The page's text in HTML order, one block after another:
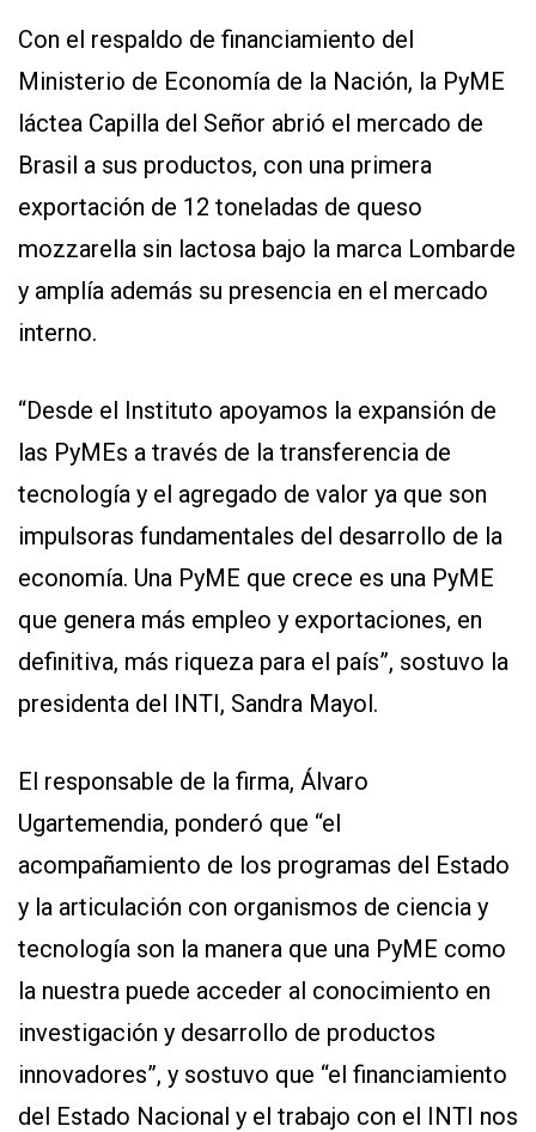
DE
MAPA
SITIO
Con el respaldo de financiamiento del
Ministerio de Economía de la Nación, la PyME
láctea Capilla del Señor abrió el mercado de
Brasil a sus productos, con una primera
exportación de 12 toneladas de queso
mozzarella sin lactosa bajo la marca Lombarde
y amplía además su presencia en el mercado
interno.
“Desde el Instituto apoyamos la expansión de
las PyMEs a través de la transferencia de
tecnología y el agregado de valor ya que son
impulsoras fundamentales del desarrollo de la
economía. Una PyME que crece es una PyME
que genera más empleo y exportaciones, en
definitiva, más riqueza para el país”, sostuvo la
presidenta del INTI, Sandra Mayol.
El responsable de la firma, Álvaro
Ugartemendia, ponderó que “el
acompañamiento de los programas del Estado
y la articulación con organismos de ciencia y
tecnología son la manera que una PyME como
la nuestra puede acceder al conocimiento en
investigación y desarrollo de productos
innovadores”, y sostuvo que “el financiamiento
del Estado Nacional y el trabajo con el INTI nos